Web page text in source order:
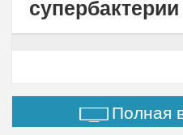
супербактерии
Полная